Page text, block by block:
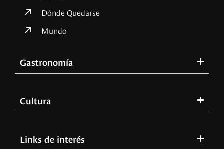
Dónde Quedarse
Mundo
Gastronomía
Cultura
Links de interés